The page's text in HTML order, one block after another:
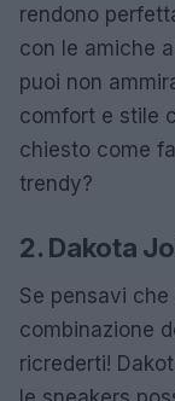
rendono
con le amiche
puoi non
comfort e stile
chiesto come
trendy?
2. Dakota
Se pensavi che
combinazione
ricrederti!